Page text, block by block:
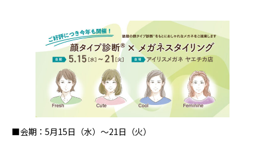
■会期：5月15日（水）～21日（火）